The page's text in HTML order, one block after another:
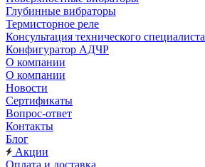
Глубинные вибраторы
Термисторное реле
Консультация технического специалиста
Конфигуратор АДЧР
О компании
О компании
Новости
Сертификаты
Вопрос-ответ
Контакты
Блог
Акции
Оплата и доставка